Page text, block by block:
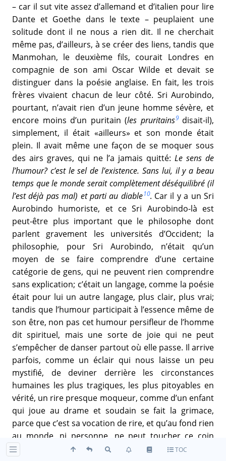
– car il sut vite assez d’allemand et d’italien pour lire
Dante et Goethe dans le texte – peuplaient une
solitude dont il ne nous a rien dit. Il ne cherchait
même pas, d’ailleurs, à se créer des liens, tandis que
Manmohan, le deuxième fils, courait Londres en
compagnie de son ami Oscar Wilde et devait se
distinguer dans la poésie anglaise. En fait, les trois
frères vivaient chacun de leur côté. Sri Aurobindo,
pourtant, n’avait rien d’un jeune homme sévère, et
encore moins d’un puritain (les pruritains9disait-il),
simplement, il était «ailleurs» et son monde était
plein. Il avait même une façon de se moquer sous
des airs graves, qui ne l’a jamais quitté: Le sens de
l’humour? c’est le sel de l’existence. Sans lui, il y a beau
temps que le monde serait complètement déséquilibré (il
l’est déjà pas mal) et parti au diable10. Car il y a un Sri
Aurobindo humoriste, et ce Sri Aurobindo-là est
peut-être plus important que le philosophe dont
parlent gravement les universités d’Occident; la
philosophie, pour Sri Aurobindo, n’était qu’un
moyen de se faire comprendre d’une certaine
catégorie de gens, qui ne peuvent rien comprendre
sans explication; c’était un langage, comme la poésie
était pour lui un autre langage, plus clair, plus vrai;
tandis que l’humour participait à l’essence même de
son être, non pas cet humour persifleur de l’homme
dit spirituel, mais une sorte de joie qui ne peut
s’empêcher de danser partout où elle passe. Il arrive
parfois, comme un éclair qui nous laisse un peu
mystifié, de deviner derrière les circonstances
humaines les plus tragiques, les plus pitoyables en
vérité, un rire presque moqueur, comme d’un enfant
qui joue au drame et soudain se fait la grimace,
parce que c’est sa vocation de rire, et qu’au fond rien
au monde, ni personne, ne peut toucher ce coin
dedans, où nous sommes roi pour toujours. Peut-
TOC